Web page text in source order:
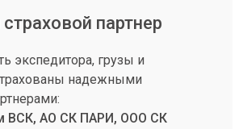
партнер
экспедитора, грузы и
надежными
ВСК, АО СК ПАРИ, ООО СК